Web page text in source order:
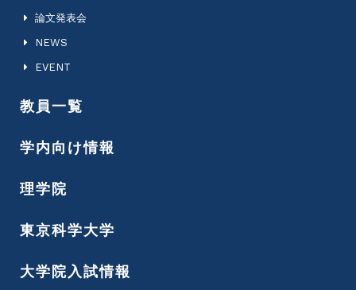
論文発表会
NEWS
EVENT
教員一覧
学内向け情報
理学院
東京科学大学
大学院入試情報